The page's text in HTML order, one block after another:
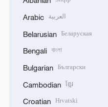
Arabic العربية
Belarusian Беларуская
Bengali বাংলা
Bulgarian Български
Cambodian ខ្មែរ
Croatian Hrvatski